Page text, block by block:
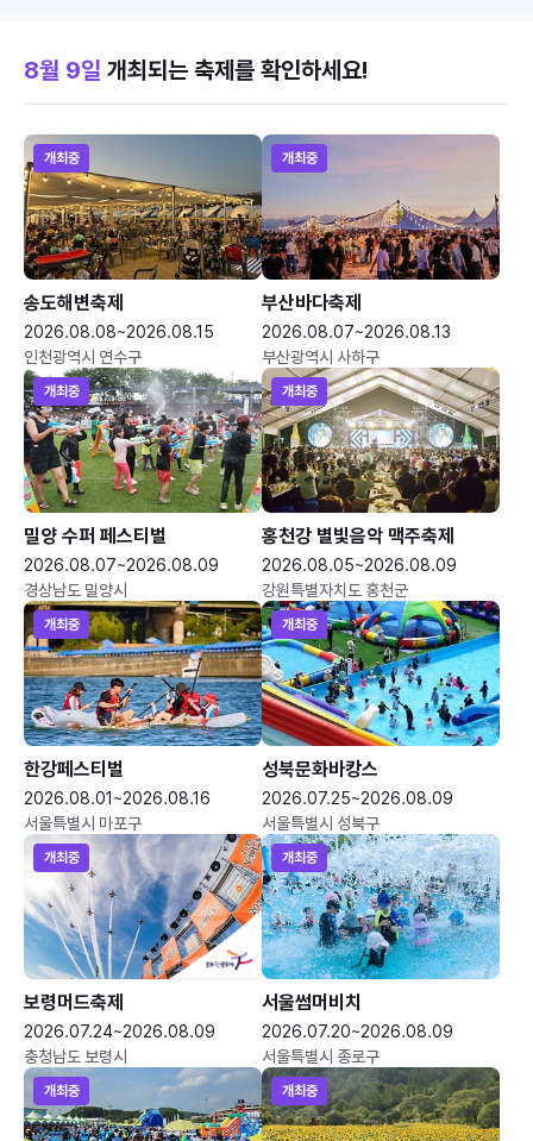
8월 9일 개최되는 축제를 확인하세요!
개최중
송도해변축제
2026.08.08~2026.08.15
인천광역시 연수구
개최중
부산바다축제
2026.08.07~2026.08.13
부산광역시 사하구
개최중
밀양 수퍼 페스티벌
2026.08.07~2026.08.09
경상남도 밀양시
개최중
홍천강 별빛음악 맥주축제
2026.08.05~2026.08.09
강원특별자치도 홍천군
개최중
한강페스티벌
2026.08.01~2026.08.16
서울특별시 마포구
개최중
성북문화바캉스
2026.07.25~2026.08.09
서울특별시 성북구
개최중
보령머드축제
2026.07.24~2026.08.09
충청남도 보령시
개최중
서울썸머비치
2026.07.20~2026.08.09
서울특별시 종로구
개최중 개최중